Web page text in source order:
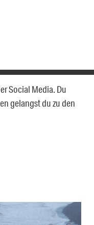
Social Media. Du
gelangst du zu den